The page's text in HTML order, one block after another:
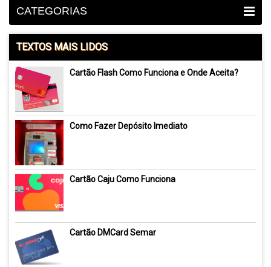
CATEGORIAS
TEXTOS MAIS LIDOS
Cartão Flash Como Funciona e Onde Aceita?
Como Fazer Depósito Imediato
Cartão Caju Como Funciona
Cartão DMCard Semar